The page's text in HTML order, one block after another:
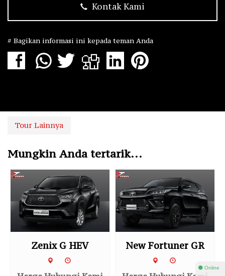
Kontak Kami
# Bagikan informasi ini kepada teman Anda
Tour Lainnya
Mungkin Anda tertarik...
Zenix G HEV New Fortuner GR
⚫ Online